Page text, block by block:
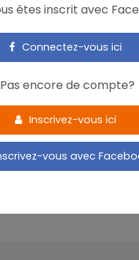
êtes inscrit avec
Connectez-vous ici
Pas encore de compte?
Inscrivez-vous ici
vous avec